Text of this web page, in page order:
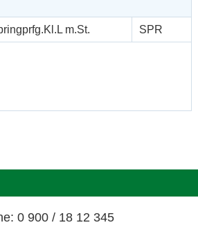
m.St.
SPR
0 900 / 18 12 345